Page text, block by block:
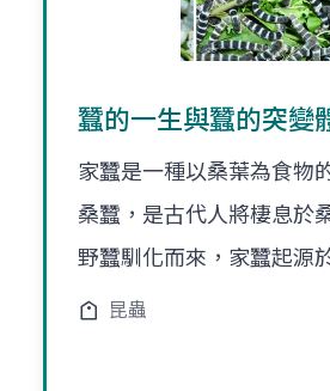
蠶的一生與蠶的突變
家蠶是一種以桑葉為食物
桑蠶，是古代人將棲息於
野蠶馴化而來，家蠶起源
昆蟲